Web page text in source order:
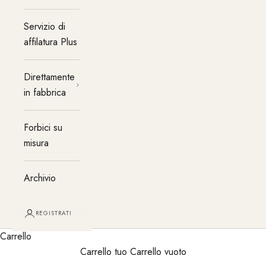
Servizio di
affilatura Plus
Direttamente
in fabbrica
Forbici su
misura
Archivio
REGISTRATI
Carrello
Carrello tuo Carrello vuoto